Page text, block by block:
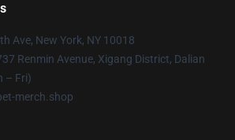
Ave, New York, NY 10018
Renmin Avenue, Xigang District, Dalian
– Fri)
merch.shop